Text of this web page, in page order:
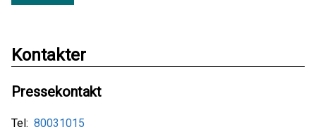
Kontakter
Pressekontakt
Tel: 80031015